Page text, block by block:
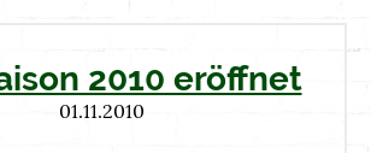
2010 eröffnet
01.11.2010